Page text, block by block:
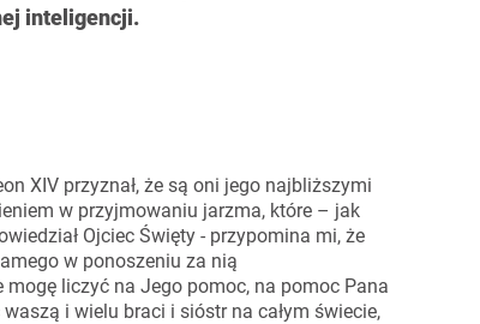
inteligencji.
XIV przyznał, że są oni jego najbliższymi
w przyjmowaniu jarzma, które – jak
Ojciec Święty - przypomina mi, że
w ponoszeniu za nią
liczyć na Jego pomoc, na pomoc Pana
i wielu braci i sióstr na całym świecie,